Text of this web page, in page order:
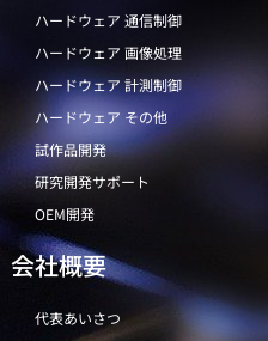
ハードウェア 通信制御
ハードウェア 画像処理
ハードウェア 計測制御
ハードウェア その他
試作品開発
研究開発サポート
OEM開発
会社概要
代表あいさつ